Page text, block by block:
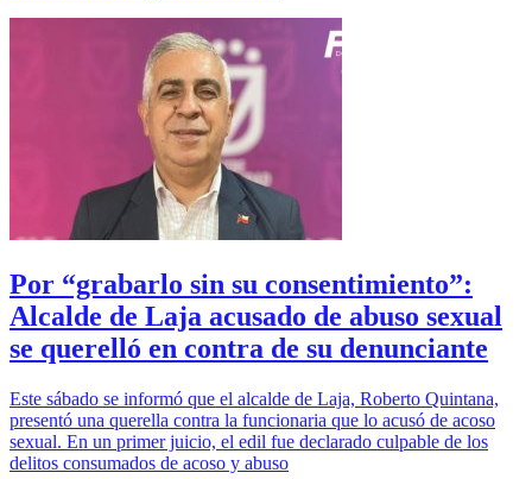
Por “grabarlo sin su consentimiento”:
Alcalde de Laja acusado de abuso sexual
se querelló en contra de su denunciante
Este sábado se informó que el alcalde de Laja, Roberto Quintana,
presentó una querella contra la funcionaria que lo acusó de acoso
sexual. En un primer juicio, el edil fue declarado culpable de los
delitos consumados de acoso y abuso